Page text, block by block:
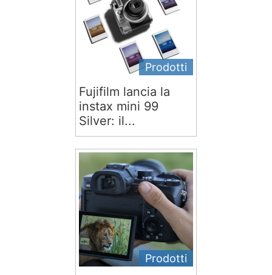
Prodotti
Fujifilm lancia la
instax mini 99
Silver: il...
Prodotti